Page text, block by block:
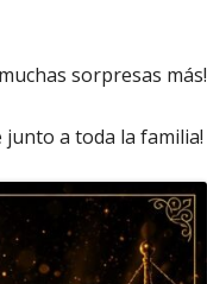
muchas sorpresas más!
junto a toda la familia!